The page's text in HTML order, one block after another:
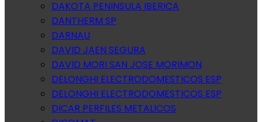
DAKOTA PENINSULA IBERICA
DANTHERM SP
DARNAU
DAVID JAEN SEGURA
DAVID MORI SAN JOSE MORIMON
DELONGHI ELECTRODOMESTICOS ESP
DELONGHI ELECTRODOMESTICOS ESP
DICAR PERFILES METALICOS